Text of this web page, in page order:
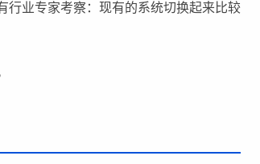
行业专家考察：现有的系统切换起来比较